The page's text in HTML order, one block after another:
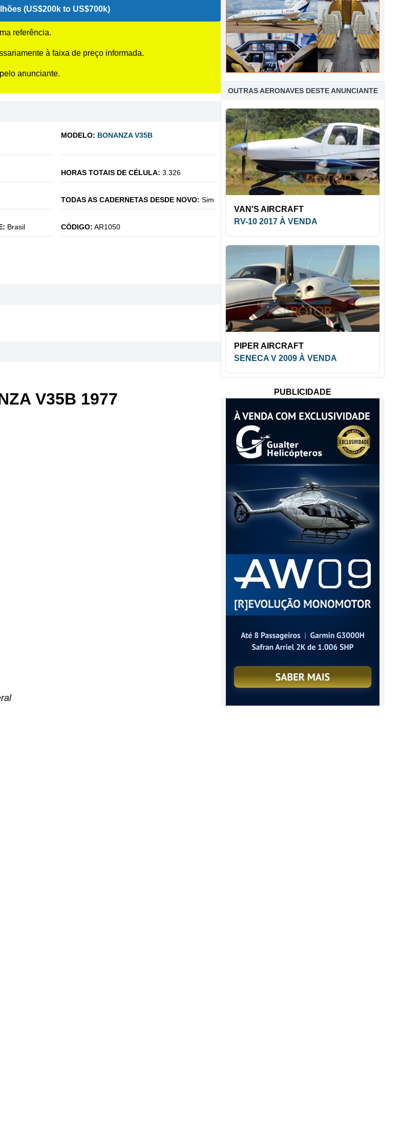
(US$200k to US$700k)
referência.
à faixa de preço informada.
anunciante.
MODELO: BONANZA V35B
HORAS TOTAIS DE CÉLULA: 3.326
TODAS AS CADERNETAS DESDE NOVO: Sim
Brasil CÓDIGO: AR1050
V35B 1977
OUTRAS AERONAVES DESTE ANUNCIANTE
VAN'S AIRCRAFT
RV-10 2017 À VENDA
PIPER AIRCRAFT
SENECA V 2009 À VENDA
PUBLICIDADE